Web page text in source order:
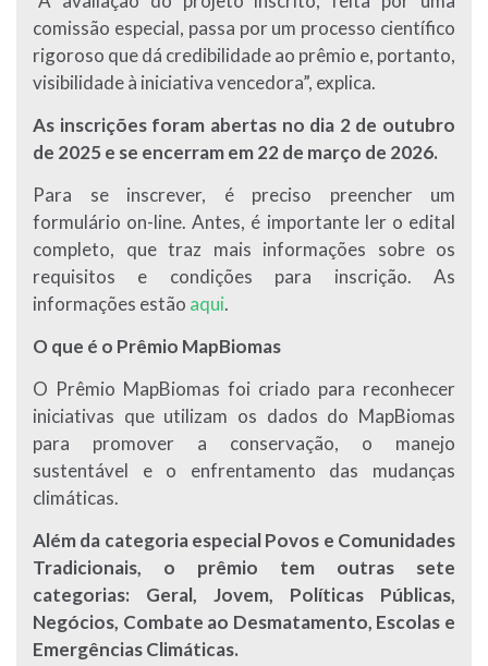
comissão especial, passa por um processo científico
rigoroso que dá credibilidade ao prêmio e, portanto,
visibilidade à iniciativa vencedora”, explica.
As inscrições foram abertas no dia 2 de outubro
de 2025 e se encerram em 22 de março de 2026.
Para se inscrever, é preciso preencher um
formulário on-line. Antes, é importante ler o edital
completo, que traz mais informações sobre os
requisitos e condições para inscrição. As
informações estão aqui.
O que é o Prêmio MapBiomas
O Prêmio MapBiomas foi criado para reconhecer
iniciativas que utilizam os dados do MapBiomas
para promover a conservação, o manejo
sustentável e o enfrentamento das mudanças
climáticas.
Além da categoria especial Povos e Comunidades
Tradicionais, o prêmio tem outras sete
categorias: Geral, Jovem, Políticas Públicas,
Negócios, Combate ao Desmatamento, Escolas e
Emergências Climáticas.